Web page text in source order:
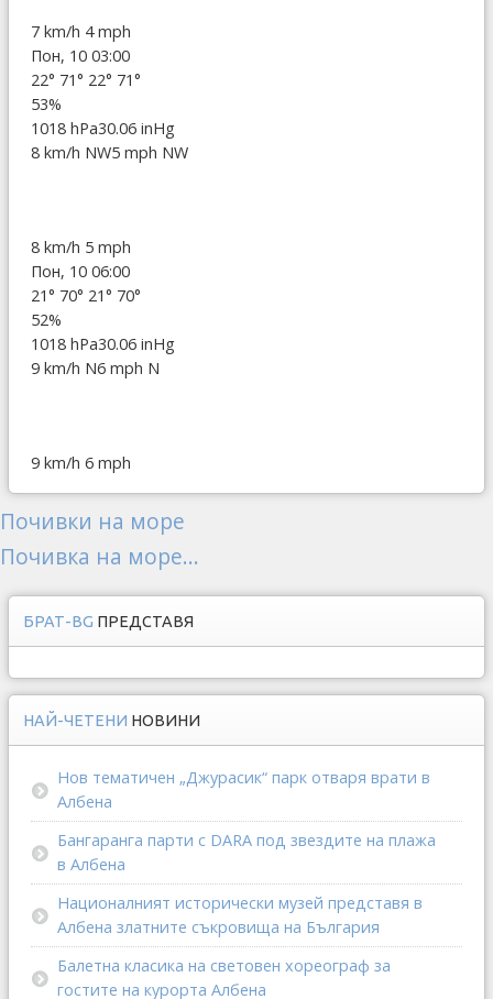
7 km/h 4 mph
Пон, 10 03:00
22° 71° 22° 71°
53%
1018 hPa30.06 inHg
8 km/h NW5 mph NW
8 km/h 5 mph
Пон, 10 06:00
21° 70° 21° 70°
52%
1018 hPa30.06 inHg
9 km/h N6 mph N
9 km/h 6 mph
Почивки на море
Почивка на море...
БРАТ-BG ПРЕДСТАВЯ
НАЙ-ЧЕТЕНИ НОВИНИ
Нов тематичен „Джурасик“ парк отваря врати в
Албена
Бангаранга парти с DARA под звездите на плажа
в Албена
Националният исторически музей представя в
Албена златните съкровища на България
Балетна класика на световен хореограф за
гостите на курорта Албена